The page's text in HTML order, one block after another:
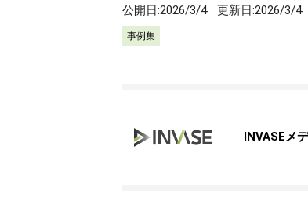
公開日:2026/3/4 更新日:2026/3/4
事例集
INVASEメ